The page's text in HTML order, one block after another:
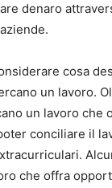
denaro
cosa
un lavoro.
un lavoro che
conciliare il
che offra